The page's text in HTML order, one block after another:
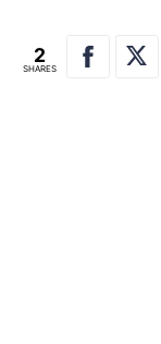
2
SHARES